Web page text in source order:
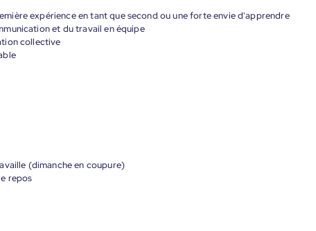
expérience en tant que second ou une forte envie d'apprendre
et du travail en équipe
collective
(dimanche en coupure)
repos